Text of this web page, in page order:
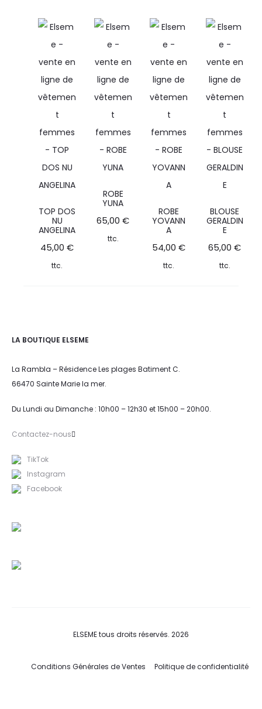
TOP DOS
NU
ANGELINA
45,00€
ttc.
ROBE
YUNA
65,00€
ttc.
ROBE
YOVANN
A
54,00€
ttc.
BLOUSE
GERALDIN
E
65,00€
ttc.
LA BOUTIQUE ELSEME
La Rambla – Résidence Les plages Batiment C.
66470 Sainte Marie la mer.
Du Lundi au Dimanche : 10h00 – 12h30 et 15h00 – 20h00.
Contactez-nous
TikTok
Instagram
Facebook
ELSEME tous droits réservés. 2026
Conditions Générales de Ventes Politique de confidentialité